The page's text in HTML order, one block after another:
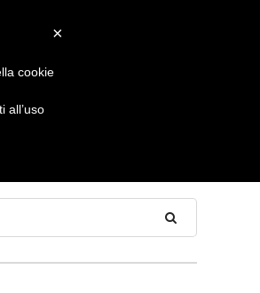
NONNO PASTICCIERE
×
cookie
all’uso